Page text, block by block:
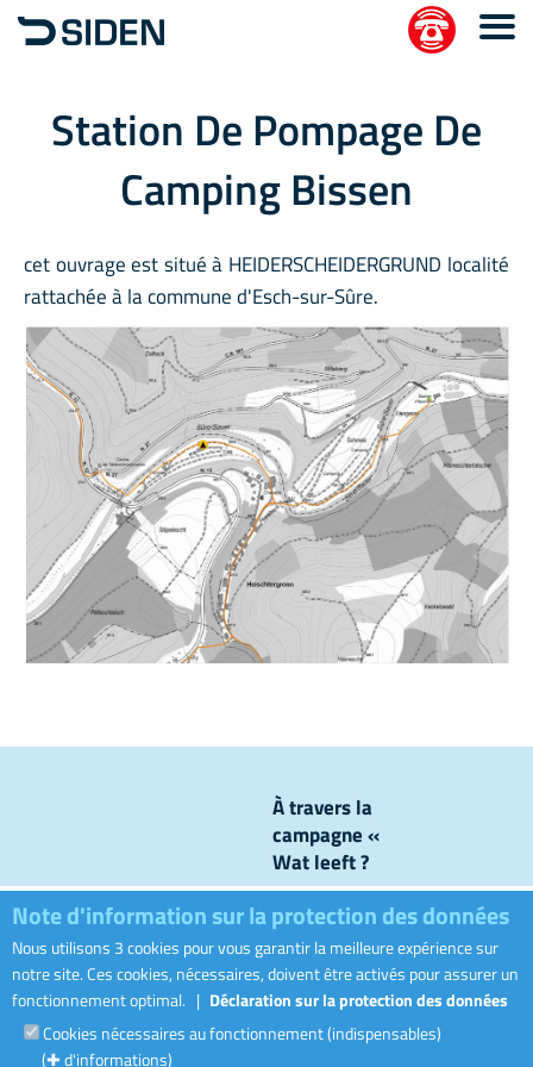
Station De Pompage De
Camping Bissen
cet ouvrage est situé à HEIDERSCHEIDERGRUND localité
rattachée à la commune d'Esch-sur-Sûre.
Note d'information sur la protection des données
Nous utilisons 3 cookies pour vous garantir la meilleure expérience sur
notre site. Ces cookies, nécessaires, doivent être activés pour assurer un
fonctionnement optimal. | Déclaration sur la protection des données
Cookies nécessaires au fonctionnement (indispensables)
(✚ d'informations)
À travers la
campagne «
Wat leeft ?
», nous
levons le
voile sur ce
qui se passe
dans nos
canalisations
Visiter le site